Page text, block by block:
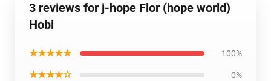
3 reviews for j-hope Flor (hope world)
Hobi
★★★★★ 100%
★★★★☆ 0%